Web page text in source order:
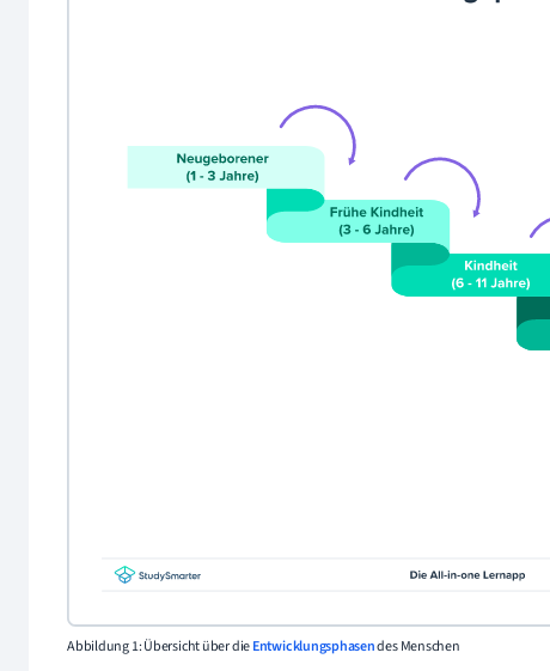
Abbildung 1: Übersicht über dieEntwicklungsphasendes Menschen